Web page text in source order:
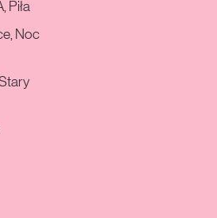
Piła
Noc